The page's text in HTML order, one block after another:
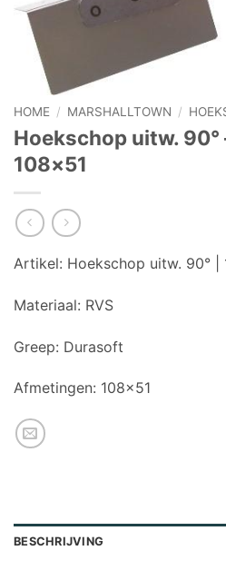
HOME / MARSHALLTOWN /
Hoekschop uitw. 90°
108×51
Artikel: Hoekschop uitw. 90° |
Materiaal: RVS
Greep: Durasoft
Afmetingen: 108×51
BESCHRIJVING